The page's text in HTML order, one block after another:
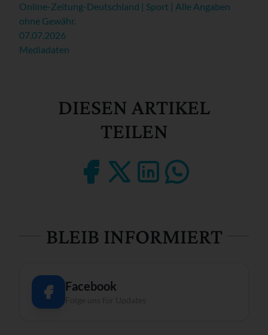
Online-Zeitung-Deutschland | Sport | Alle Angaben
ohne Gewähr.
07.07.2026
Mediadaten
DIESEN ARTIKEL
TEILEN
BLEIB INFORMIERT
Facebook